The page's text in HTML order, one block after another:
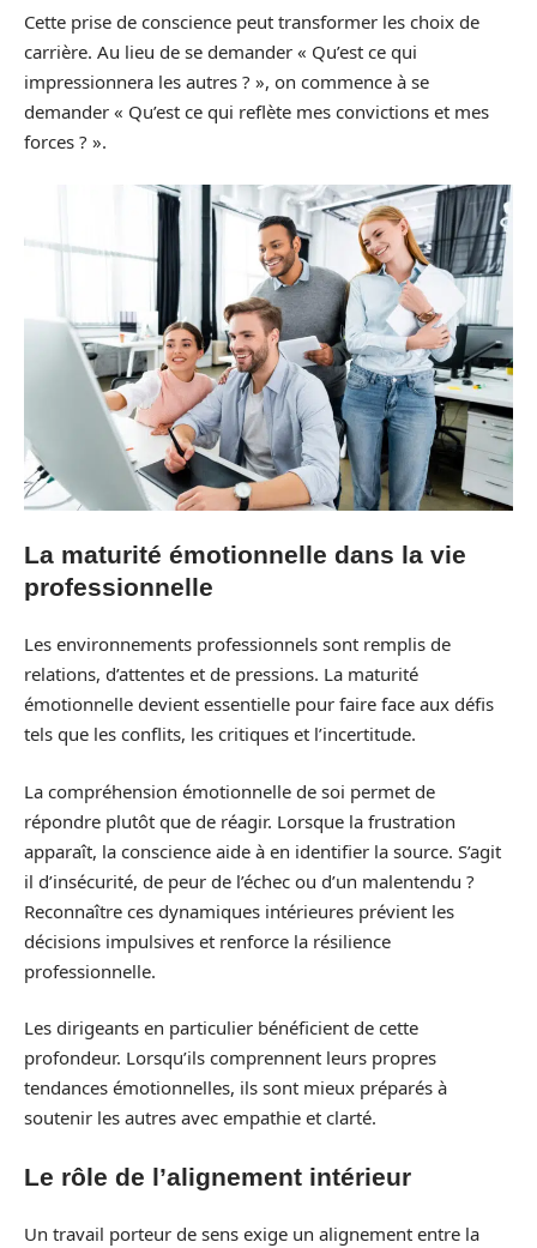
Cette prise de conscience peut transformer les choix de
carrière. Au lieu de se demander « Qu’est ce qui
impressionnera les autres ? », on commence à se
demander « Qu’est ce qui reflète mes convictions et mes
forces ? ».
La maturité émotionnelle dans la vie
professionnelle
Les environnements professionnels sont remplis de
relations, d’attentes et de pressions. La maturité
émotionnelle devient essentielle pour faire face aux défis
tels que les conflits, les critiques et l’incertitude.
La compréhension émotionnelle de soi permet de
répondre plutôt que de réagir. Lorsque la frustration
apparaît, la conscience aide à en identifier la source. S’agit
il d’insécurité, de peur de l’échec ou d’un malentendu ?
Reconnaître ces dynamiques intérieures prévient les
décisions impulsives et renforce la résilience
professionnelle.
Les dirigeants en particulier bénéficient de cette
profondeur. Lorsqu’ils comprennent leurs propres
tendances émotionnelles, ils sont mieux préparés à
soutenir les autres avec empathie et clarté.
Le rôle de l’alignement intérieur
Un travail porteur de sens exige un alignement entre la